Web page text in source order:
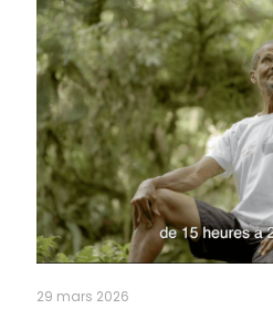
29 mars 2026